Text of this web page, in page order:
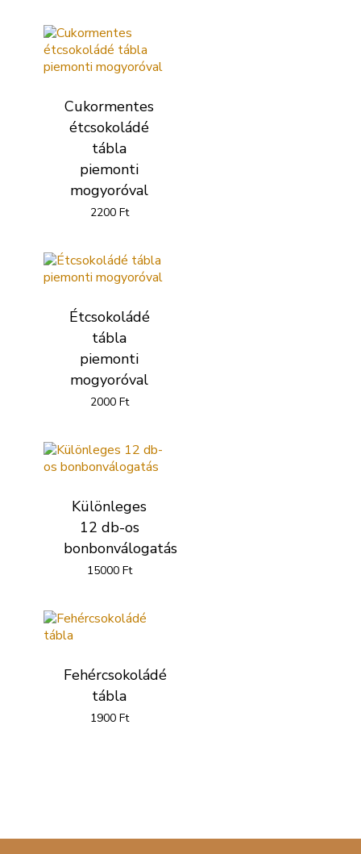
Cukormentes
étcsokoládé
tábla
piemonti
mogyoróval
2200 Ft
Étcsokoládé
tábla
piemonti
mogyoróval
2000 Ft
Különleges
12 db-os
bonbonválogatás
15000 Ft
Fehércsokoládé
tábla
1900 Ft